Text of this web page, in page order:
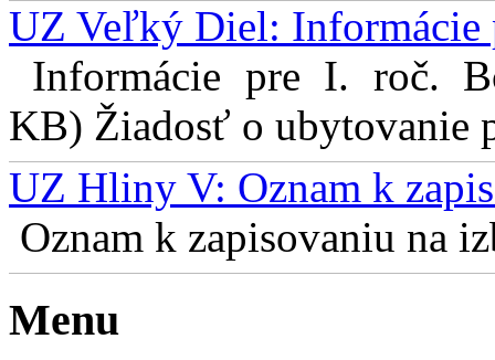
UZ Veľký Diel: Informácie
Informácie pre I. roč.
KB) Žiadosť o ubytovanie
UZ Hliny V: Oznam k
Oznam k zapisovaniu na
Menu